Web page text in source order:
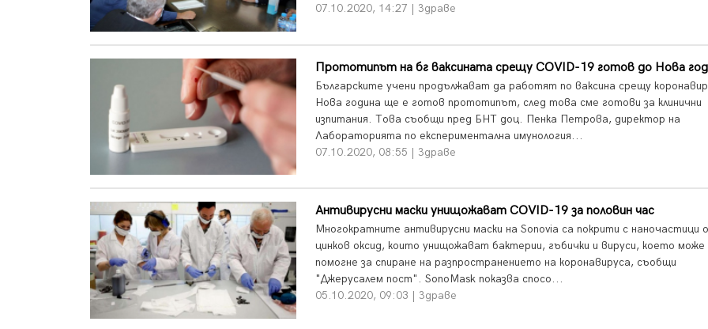
07.10.2020, 14:27 | Здраве
Прототипът на бг ваксината срещу COVID-19 готов до Нова
Българските учени продължават да работят по ваксина срещу
Нова година ще е готов прототипът, след това сме готови за клинични
изпитания. Това съобщи пред БНТ доц. Пенка Петрова, директор на
Лабораторията по експериментална имунология...
07.10.2020, 08:55 | Здраве
Антивирусни маски унищожават COVID-19 за половин час
Многократните антивирусни маски на Sonovia са покрити с наночастици
цинков оксид, които унищожават бактерии, гъбички и вируси, което може
помогне за спиране на разпространението на коронавируса, съобщи
"Джерусалем пост". SonoMask показва спосо...
05.10.2020, 09:03 | Здраве